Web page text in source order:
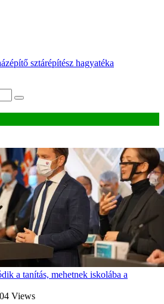
sztárépítész hagyatéka
a tanítás, mehetnek iskolába a
Views